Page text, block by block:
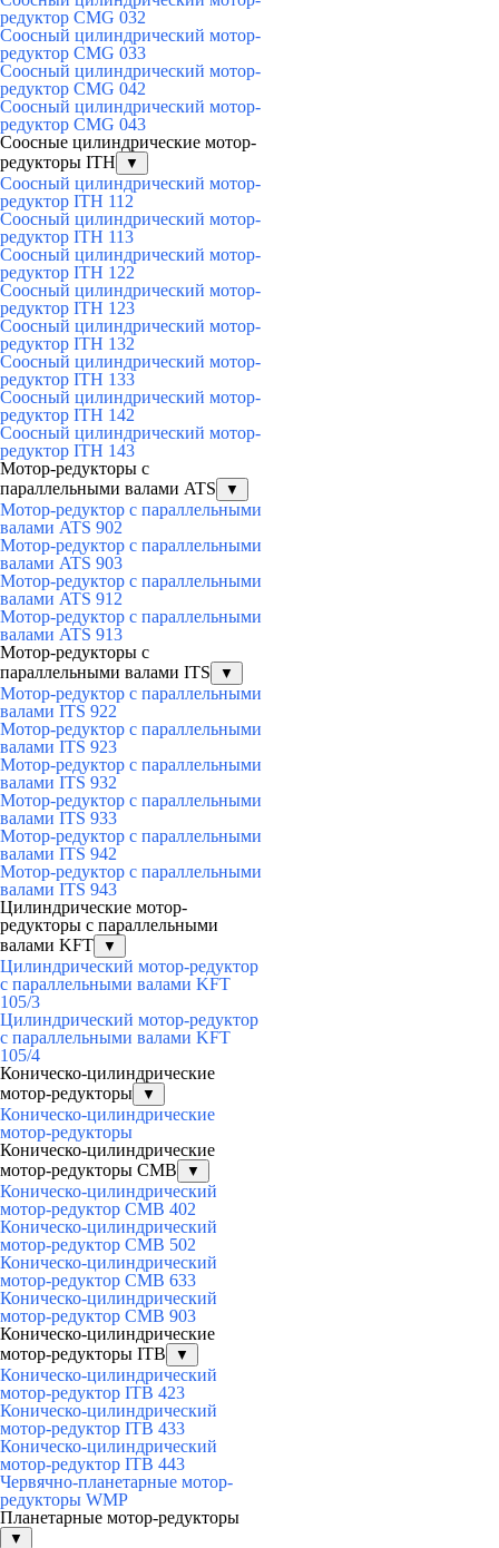
редуктор CMG 032
Соосный цилиндрический мотор-
редуктор CMG 033
Соосный цилиндрический мотор-
редуктор CMG 042
Соосный цилиндрический мотор-
редуктор CMG 043
Соосные цилиндрические мотор-
редукторы ITH
▼
Соосный цилиндрический мотор-
редуктор ITH 112
Соосный цилиндрический мотор-
редуктор ITH 113
Соосный цилиндрический мотор-
редуктор ITH 122
Соосный цилиндрический мотор-
редуктор ITH 123
Соосный цилиндрический мотор-
редуктор ITH 132
Соосный цилиндрический мотор-
редуктор ITH 133
Соосный цилиндрический мотор-
редуктор ITH 142
Соосный цилиндрический мотор-
редуктор ITH 143
Мотор-редукторы с
параллельными валами ATS
▼
Мотор-редуктор с параллельными
валами ATS 902
Мотор-редуктор с параллельными
валами ATS 903
Мотор-редуктор с параллельными
валами ATS 912
Мотор-редуктор с параллельными
валами ATS 913
Мотор-редукторы с
параллельными валами ITS
▼
Мотор-редуктор с параллельными
валами ITS 922
Мотор-редуктор с параллельными
валами ITS 923
Мотор-редуктор с параллельными
валами ITS 932
Мотор-редуктор с параллельными
валами ITS 933
Мотор-редуктор с параллельными
валами ITS 942
Мотор-редуктор с параллельными
валами ITS 943
Цилиндрические мотор-
редукторы с параллельными
валами KFT
▼
Цилиндрический мотор-редуктор
с параллельными валами KFT
105/3
Цилиндрический мотор-редуктор
с параллельными валами KFT
105/4
Коническо-цилиндрические
мотор-редукторы
▼
Коническо-цилиндрические
мотор-редукторы
Коническо-цилиндрические
мотор-редукторы CMB
▼
Коническо-цилиндрический
мотор-редуктор CMB 402
Коническо-цилиндрический
мотор-редуктор CMB 502
Коническо-цилиндрический
мотор-редуктор CMB 633
Коническо-цилиндрический
мотор-редуктор CMB 903
Коническо-цилиндрические
мотор-редукторы ITB
▼
Коническо-цилиндрический
мотор-редуктор ITB 423
Коническо-цилиндрический
мотор-редуктор ITB 433
Коническо-цилиндрический
мотор-редуктор ITB 443
Червячно-планетарные мотор-
редукторы WMP
Планетарные мотор-редукторы
▼